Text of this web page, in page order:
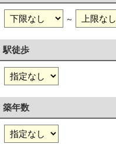
～
駅徒歩
築年数